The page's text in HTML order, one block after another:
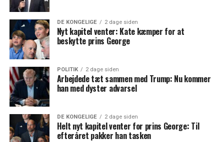
DE KONGELIGE 2 dage siden
Nyt kapitel venter: Kate kæmper for at
beskytte prins George
POLITIK 2 dage siden
Arbejdede tæt sammen med Trump: Nu kommer
han med dyster advarsel
DE KONGELIGE 2 dage siden
Helt nyt kapitel venter for prins George: Til
efteråret pakker han tasken